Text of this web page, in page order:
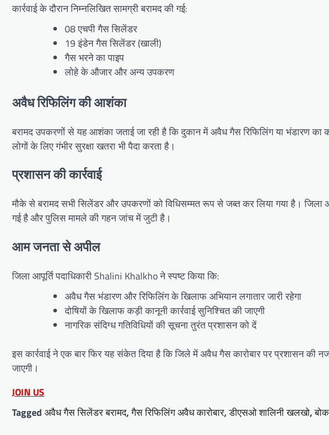
कार्रवाई के दौरान निम्नलिखित सामग्री बरामद की गई:
08 एचपी गैस सिलेंडर
19 इंडेन गैस सिलेंडर (खाली)
गैस भरने का पाइप
लोहे के औजार और अन्य उपकरण
अवैध रिफिलिंग की आशंका
बरामद उपकरणों से यह आशंका जताई जा रही है कि दुकान में अवैध गैस रिफिलिंग या भंडारण
लोगों के लिए गंभीर सुरक्षा खतरा भी पैदा करता है।
प्रशासन की कार्रवाई
मौके से बरामद सभी सिलेंडर और उपकरणों को विधिसम्मत रूप से जब्त कर लिया गया है। जिला
गई है और पुलिस मामले की गहन जांच में जुटी है।
आम जनता से अपील
जिला आपूर्ति पदाधिकारी Shalini Khalkho ने स्पष्ट किया कि:
अवैध गैस भंडारण और रिफिलिंग के खिलाफ अभियान लगातार जारी रहेगा
दोषियों के खिलाफ कड़ी कानूनी कार्रवाई सुनिश्चित की जाएगी
नागरिक संदिग्ध गतिविधियों की सूचना तुरंत प्रशासन को दें
इस कार्रवाई ने एक बार फिर यह संकेत दिया है कि जिले में अवैध गैस कारोबार पर प्रशासन की
जाएगी।
JOIN US
Tagged अवैध गैस सिलेंडर बरामद,गैस रिफिलिंग अवैध कारोबार,डीएसओ शालिनी खलखो,